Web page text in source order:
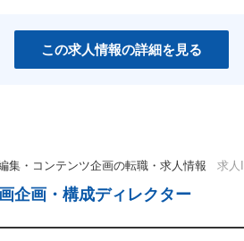
この求人情報の詳細を見る
集・コンテンツ企画の転職・求人情報 求人
企画・構成ディレクター